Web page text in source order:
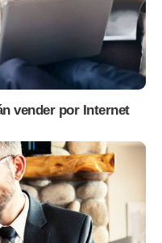
vender por Internet